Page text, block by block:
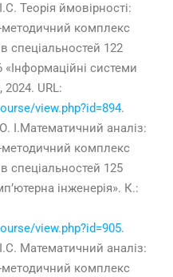
Теорія ймовірності:
комплекс
спеціальностей 122
«Інформаційні системи
2024. URL:
view.php?id=894.
І.Математичний аналіз:
комплекс
спеціальностей 125
інженерія». К.:
view.php?id=905.
Математичний аналіз:
комплекс